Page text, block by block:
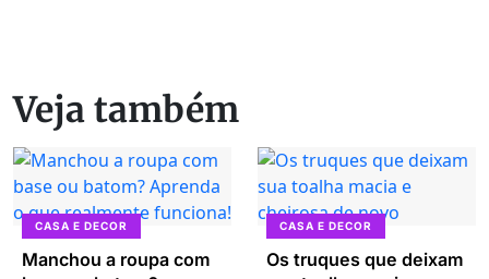
Veja também
CASA E DECOR
Manchou a roupa com
CASA E DECOR
Os truques que deixam